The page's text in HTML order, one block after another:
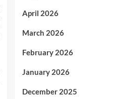
April 2026
March 2026
February 2026
January 2026
December 2025